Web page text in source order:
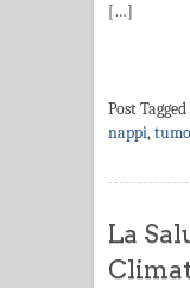
[…]
Post
nappi,
La